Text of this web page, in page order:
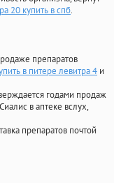
20 купить в спб.
препаратов
в питере левитра 4 и
годами продаж
в аптеке вслух,
препаратов почтой